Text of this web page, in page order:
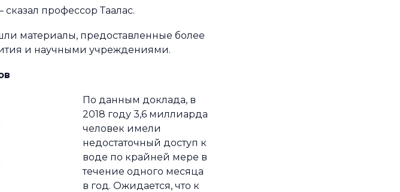
профессор Таалас.
материалы, предоставленные более
и научными учреждениями.
По данным доклада, в
2018 году 3,6 миллиарда
человек имели
недостаточный доступ к
воде по крайней мере в
течение одного месяца
в год. Ожидается, что к